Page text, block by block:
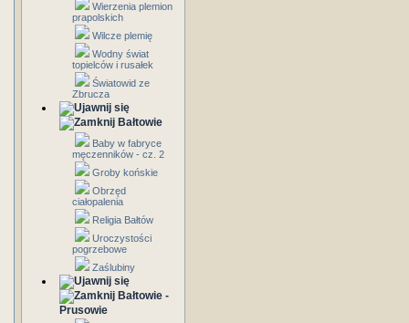
Wierzenia plemion
prapolskich
Wilcze plemię
Wodny świat
topielców i rusałek
Światowid ze
Zbrucza
Bałtowie
Baby w fabryce
męczenników - cz. 2
Groby końskie
Obrzęd
ciałopalenia
Religia Bałtów
Uroczystości
pogrzebowe
Zaślubiny
Bałtowie -
Prusowie